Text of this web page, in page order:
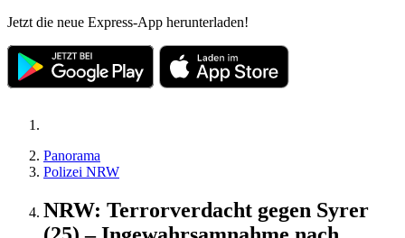
Jetzt die neue Express-App herunterladen!
Panorama
Polizei NRW
NRW: Terrorverdacht gegen Syrer